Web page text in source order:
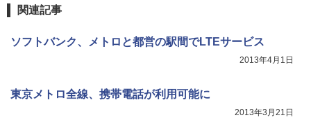
関連記事
ソフトバンク、メトロと都営の駅間でLTEサービス
2013年4月1日
東京メトロ全線、携帯電話が利用可能に
2013年3月21日